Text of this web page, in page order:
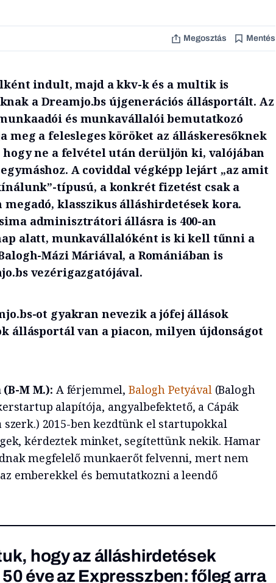
Megosztás Mentés
indult, majd a kkv-k és a multik is
a Dreamjo.bs újgenerációs állásportált. Az
és munkavállalói bemutatkozó
meg a felesleges köröket az álláskeresőknek
hogy ne a felvétel után derüljön ki, valójában
A coviddal végképp lejárt „az amit
típusú, a konkrét fizetést csak a
klasszikus álláshirdetések kora.
adminisztrátori állásra is 400-an
alatt, munkavállalóként is ki kell tűnni a
Mázi Máriával, a Romániában is
vezérigazgatójával.
ot gyakran nevezik a jófej állások
állásportál van a piacon, milyen újdonságot
M M.): A férjemmel, Balogh Petyával (Balogh
alapítója, angyalbefektető, a Cápák
szerk.) 2015-ben kezdtünk el startupokkal
kérdeztek minket, segítettünk nekik. Hamar
megfelelő munkaerőt felvenni, mert nem
emberekkel és bemutatkozni a leendő
hogy az álláshirdetések
éve az Expresszben: főleg arra